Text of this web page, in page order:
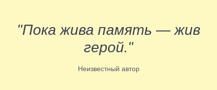
"Пока жива память — жив
герой."
Неизвестный автор